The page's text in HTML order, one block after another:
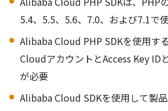
5.4、5.5、5.6、7.0、および7.1で
Alibaba Cloud PHP SDKを使用す
CloudアカウントとAccess Key ID
が必要
Alibaba Cloud SDKを使用して製